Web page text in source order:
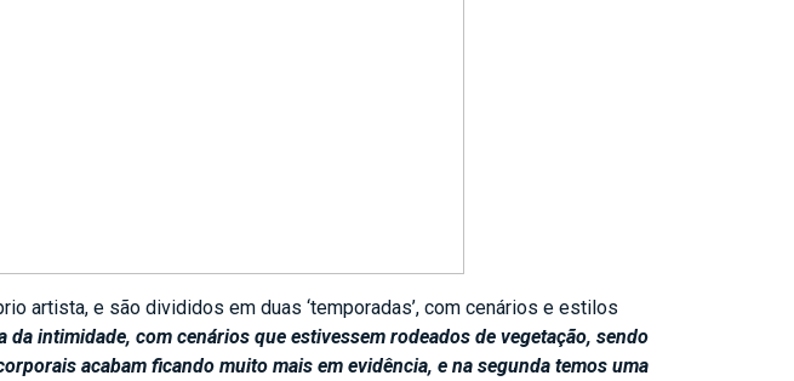
artista, e são divididos em duas ‘temporadas’, com cenários e estilos
intimidade, com cenários que estivessem rodeados de vegetação, sendo
acabam ficando muito mais em evidência, e na segunda temos uma